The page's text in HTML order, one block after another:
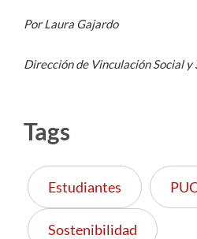
Por Laura Gajardo
Dirección de Vinculación Social
Tags
Estudiantes
Sostenibilidad